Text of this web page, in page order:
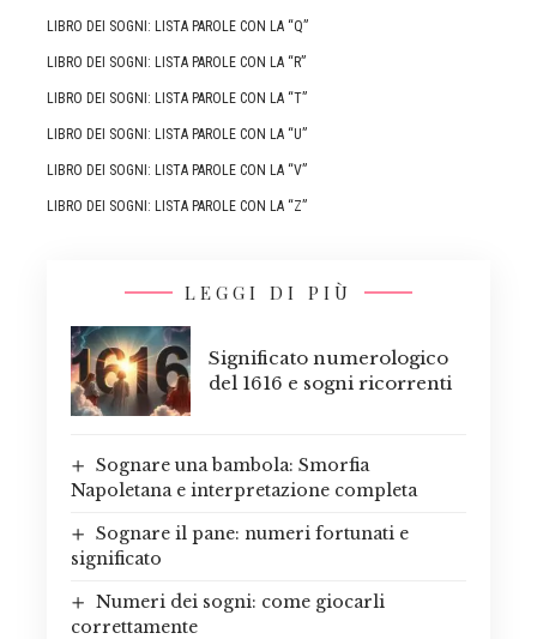
LIBRO DEI SOGNI: LISTA PAROLE CON LA “Q”
LIBRO DEI SOGNI: LISTA PAROLE CON LA “R”
LIBRO DEI SOGNI: LISTA PAROLE CON LA “T”
LIBRO DEI SOGNI: LISTA PAROLE CON LA “U”
LIBRO DEI SOGNI: LISTA PAROLE CON LA “V”
LIBRO DEI SOGNI: LISTA PAROLE CON LA “Z”
LEGGI DI PIÙ
Significato numerologico
del 1616 e sogni ricorrenti
Sognare una bambola: Smorfia
Napoletana e interpretazione completa
Sognare il pane: numeri fortunati e
significato
Numeri dei sogni: come giocarli
correttamente